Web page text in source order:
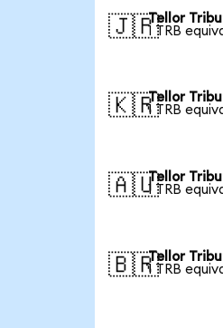
🇯🇵Tellor
1 TRB
🇰🇷Tellor
1 TRB
🇦🇺Tellor
1 TRB
🇧🇷Tellor
1 TRB